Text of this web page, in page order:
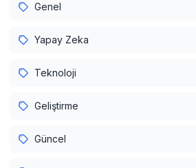
Genel
Yapay Zeka
Teknoloji
Geliştirme
Güncel